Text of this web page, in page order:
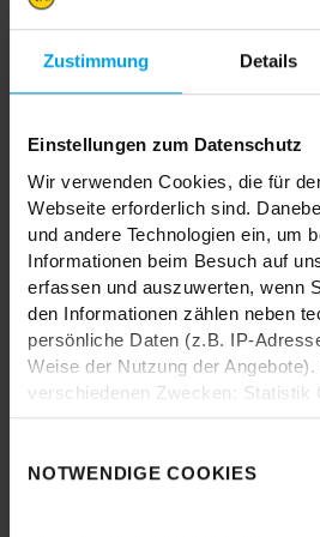
Zustimmung Details
Einstellungen zum Datenschutz
Wir verwenden Cookies, die für
Webseite erforderlich sind.
und andere Technologien ein, um
Informationen beim Besuch auf
erfassen und auszuwerten, wenn
den Informationen zählen neben
persönliche Daten (z.B. IP-
Weise der Nutzung der
verschiedenen Zwecken: Statistik
anonymisiert für statistische
Marketing Cookies helfen uns,
Werbung anzuzeigen. Social-
NOTWENDIGE COOKIES
dein Zuhause – denn hier
TRENDHOPPER
Wie wäre es mit einer großen Portion
In unseren Stores findest du alle
Styles.